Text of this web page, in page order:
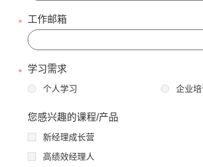
工作邮箱
学习需求
个人学习 企业培
您感兴趣的课程/产品
新经理成长营
高绩效经理人